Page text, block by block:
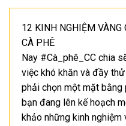
12 KINH NGHIỆM VÀNG
CÀ PHÊ
Nay #Cà_phê_CC chia
việc khó khăn và đầy
phải chọn một mặt bằng
bạn đang lên kế hoạch
khảo những kinh